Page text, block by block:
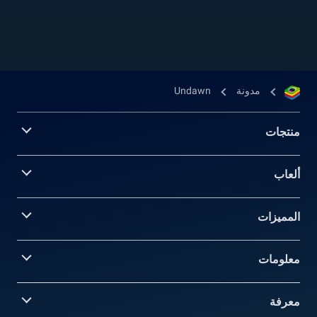
مدونة Undawn
منتجات
ألعاب
المميزات
معلومات‎
معرفة